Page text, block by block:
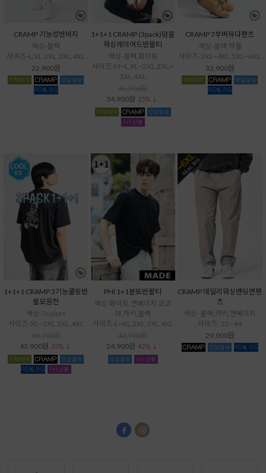
CRAMP 기능성반바지
색상-블랙
사이즈-L,XL,2XL,3XL,4XL
22,900원
1+1+1 CRAMP (3pack)덤블
워싱레이어드반팔티
색상-블랙,화이트
사이즈-M~L,XL~2XL,2XL~
3XL,4XL
34,900원 25% ↓
CRAMP 7부버뮤다팬츠
색상-블랙,차콜
사이즈-3XL~4XL,5XL~6XL
32,900원
1+1+1 CRAMP 3기능쿨링반
팔모음전
색상-7colors
사이즈-XL~2XL,3XL,4XL
43,900원 33% ↓
PHI 1+1분또반팔티
색상-화이트,연베이지,코코
아,카키,블랙
사이즈-L~XL,2XL,3XL,4XL
24,900원 42% ↓
CRAMP 데일리워싱밴딩면팬
츠
색상- 블랙,카키,연베이지
사이즈- 32~44
29,900원